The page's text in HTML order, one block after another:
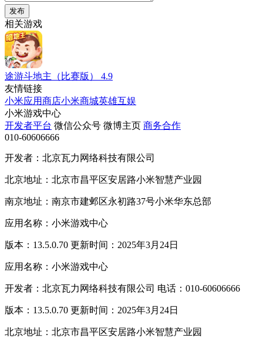
发布
相关游戏
途游斗地主（比赛版）
4.9
友情链接
小米应用商店小米商城英雄互娱
小米游戏中心
开发者平台 微信公众号 微博主页 商务合作
010-60606666
开发者：北京瓦力网络科技有限公司
北京地址：北京市昌平区安居路小米智慧产业园
南京地址：南京市建邺区永初路37号小米华东总部
应用名称：小米游戏中心
版本：13.5.0.70 更新时间：2025年3月24日
应用名称：小米游戏中心
开发者：北京瓦力网络科技有限公司 电话：010-60606666
版本：13.5.0.70 更新时间：2025年3月24日
北京地址：北京市昌平区安居路小米智慧产业园